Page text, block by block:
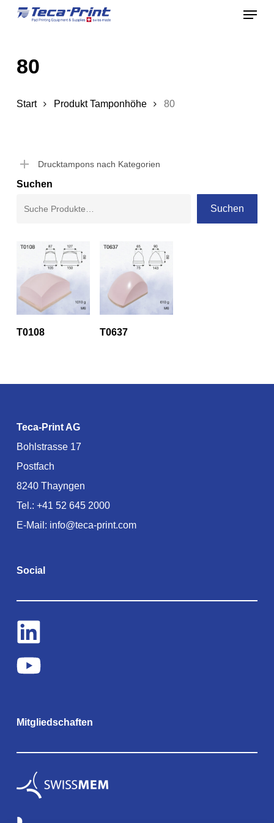
Skip
content
Menu
80
Start Produkt Tamponhöhe 80
Drucktampons nach Kategorien
Suchen
Suchen
T0108 T0637
Teca-Print AG
Bohlstrasse 17
Postfach
8240 Thayngen
Tel.: +41 52 645 2000
E-Mail: info@teca-print.com
Social
Mitgliedschaften